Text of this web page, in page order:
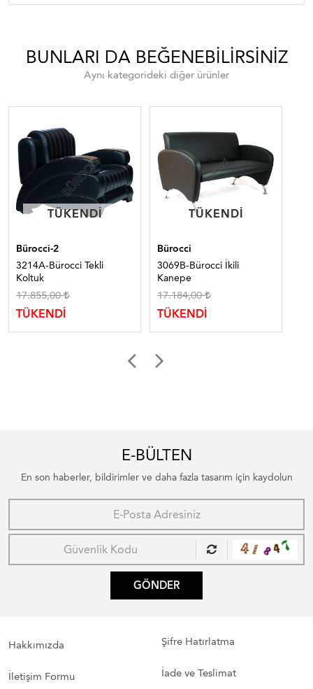
BUNLARI DA BEĞENEBILIRSINIZ
Aynı kategorideki diğer ürünler
TÜKENDI
TÜKENDI
Bürocci-2
3214A-Bürocci Tekli
Koltuk
17.855,00
TÜKENDİ
TÜKENDI
TÜKENDI
Bürocci
3069B-Bürocci İkili
Kanepe
17.184,00
TÜKENDİ
E-BÜLTEN
En son haberler, bildirimler ve daha fazla tasarım için kaydolun
GÖNDER
Hakkımızda
İletişim Formu
Şifre Hatırlatma
İade ve Teslimat